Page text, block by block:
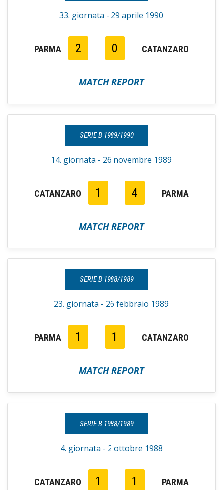
33. giornata - 29 aprile 1990
PARMA 2 0 CATANZARO
MATCH REPORT
SERIE B 1989/1990
14. giornata - 26 novembre 1989
CATANZARO 1 4 PARMA
MATCH REPORT
SERIE B 1988/1989
23. giornata - 26 febbraio 1989
PARMA 1 1 CATANZARO
MATCH REPORT
SERIE B 1988/1989
4. giornata - 2 ottobre 1988
CATANZARO 1 1 PARMA